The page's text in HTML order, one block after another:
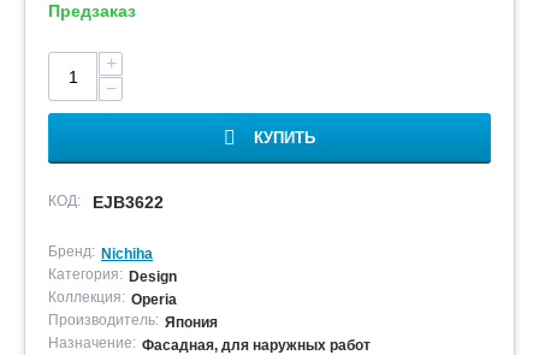
Предзаказ
+
−
КУПИТЬ
КОД: EJB3622
Бренд: Nichiha
Категория: Design
Коллекция: Operia
Производитель: Япония
Назначение: Фасадная, для наружных работ